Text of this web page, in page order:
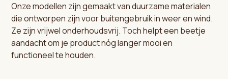
Onze modellen zijn gemaakt van duurzame materialen
die ontworpen zijn voor buitengebruik in weer en wind.
Ze zijn vrijwel onderhoudsvrij. Toch helpt een beetje
aandacht om je product nóg langer mooi en
functioneel te houden.